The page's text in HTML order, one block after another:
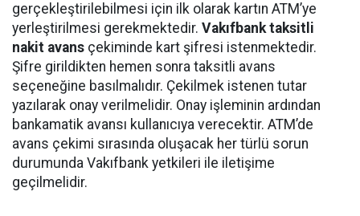
gerçekleştirilebilmesi için ilk olarak kartın ATM’ye
yerleştirilmesi gerekmektedir. Vakıfbank taksitli
nakit avans çekiminde kart şifresi istenmektedir.
Şifre girildikten hemen sonra taksitli avans
seçeneğine basılmalıdır. Çekilmek istenen tutar
yazılarak onay verilmelidir. Onay işleminin ardından
bankamatik avansı kullanıcıya verecektir. ATM’de
avans çekimi sırasında oluşacak her türlü sorun
durumunda Vakıfbank yetkileri ile iletişime
geçilmelidir.